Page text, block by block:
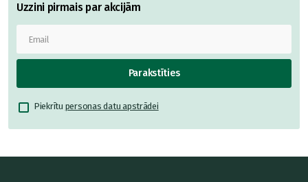
Uzzini pirmais par akcijām
Parakstīties
Piekrītu personas datu apstrādei